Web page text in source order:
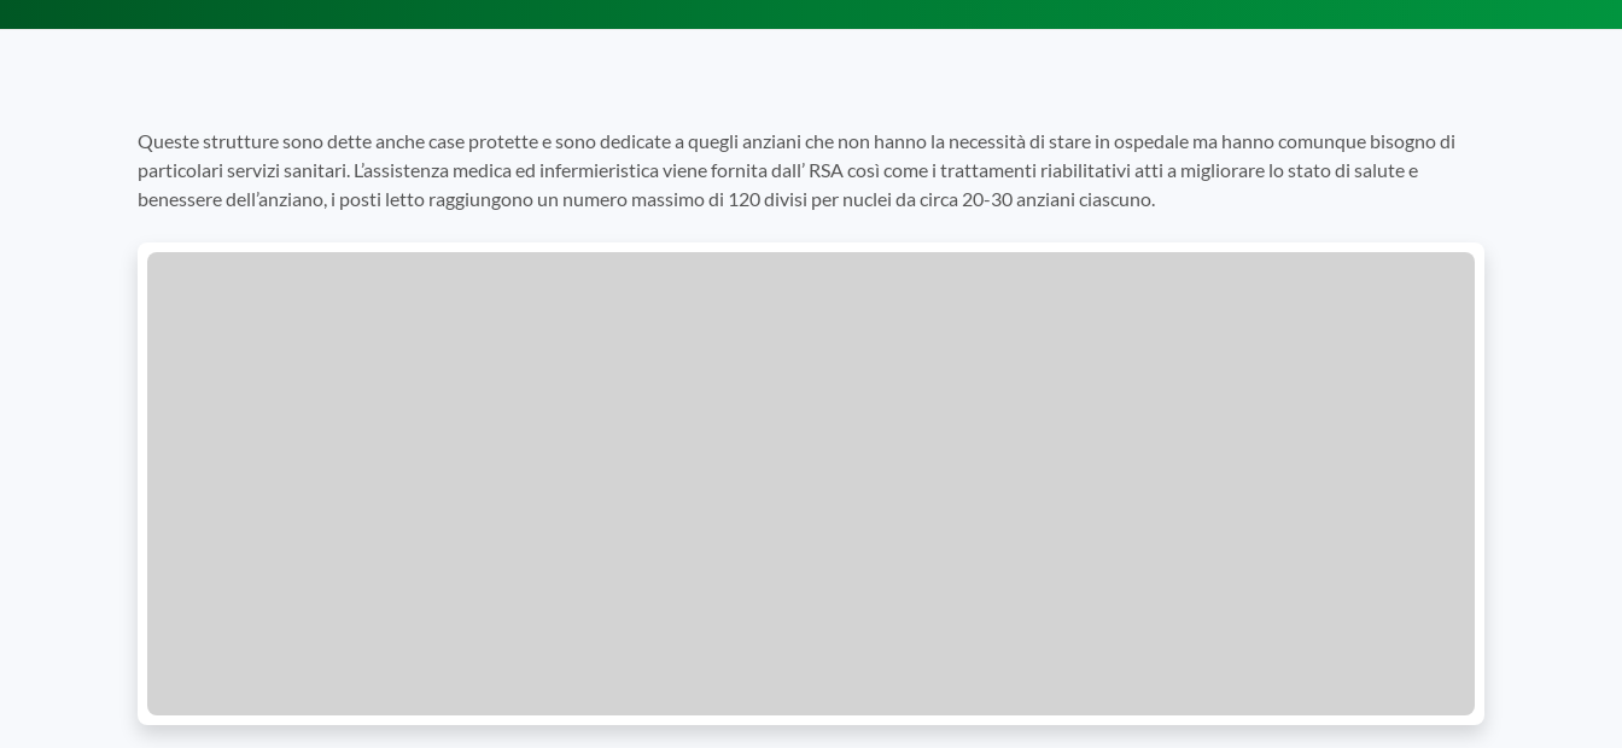
Queste strutture sono dette anche case protette e sono dedicate a quegli anziani che non hanno la necessità di stare in ospedale ma hanno comunque bisogno di
particolari servizi sanitari. L’assistenza medica ed infermieristica viene fornita dall’ RSA così come i trattamenti riabilitativi atti a migliorare lo stato di salute e
benessere dell’anziano, i posti letto raggiungono un numero massimo di 120 divisi per nuclei da circa 20-30 anziani ciascuno.